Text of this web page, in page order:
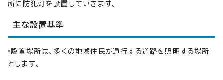
所に防犯灯を設置していきます。
主な設置基準
•設置場所は、多くの地域住民が通行する道路を照明する場所
とします。